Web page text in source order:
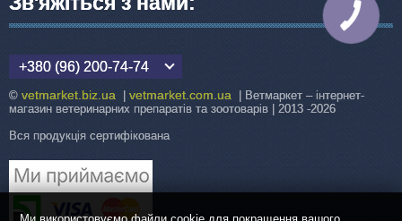
+380 (96) 200-74-74
© vetmarket.biz.ua vetmarket.com.ua | Ветмаркет – інтернет-
магазин ветеринарних препаратів та зоотоварів | 2013 -2026
Вся продукція сертифікована
КНОПКА
ЗВ'ЯЗКУ